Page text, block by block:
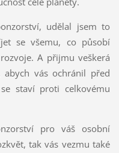
udělal jsem to
se všemu, co působí
A přijmu veškerá
vás ochránil před
staví proti celkovému
pro váš osobní
tak vás vezmu také